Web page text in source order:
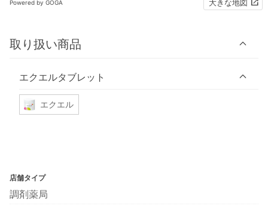
Powered by GOGA 大きな地図
取り扱い商品
エクエルタブレット
エクエル
店舗タイプ
調剤薬局